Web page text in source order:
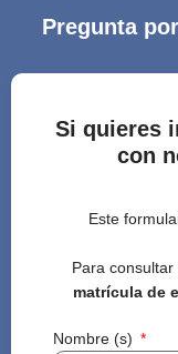
Pregunta
Si quieres
con
Este
Para
matrícula de
Nombre (s)